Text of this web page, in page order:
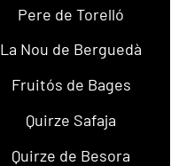
Pere de Torelló
La Nou de Berguedà
Fruitós de Bages
Quirze Safaja
Quirze de Besora